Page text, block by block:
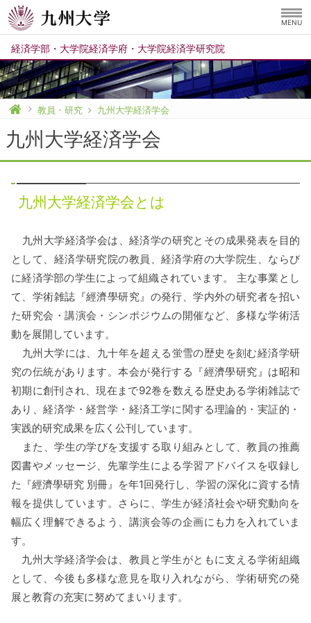
経済学部 ・ 大学院経済学府 ・ 大学院経済学研究院
MENU
教員・研究 九州大学経済学会
九州大学経済学会
九州大学経済学会とは
九州大学経済学会は、経済学の研究とその成果発表を目的
として、経済学研究院の教員、経済学府の大学院生、ならび
に経済学部の学生によって組織されています。 主な事業とし
て、学術雑誌『經濟學研究』の発行、学内外の研究者を招い
た研究会・講演会・シンポジウムの開催など、多様な学術活
動を展開しています。
九州大学には、九十年を超える蛍雪の歴史を刻む経済学研
究の伝統があります。本会が発行する『經濟學研究』は昭和
初期に創刊され、現在まで92巻を数える歴史ある学術雑誌で
あり、経済学・経営学・経済工学に関する理論的・実証的・
実践的研究成果を広く公刊しています。
また、学生の学びを支援する取り組みとして、教員の推薦
図書やメッセージ、先輩学生による学習アドバイスを収録し
た『經濟學研究 別冊』を年1回発行し、学習の深化に資する情
報を提供しています。さらに、学生が経済社会や研究動向を
幅広く理解できるよう、講演会等の企画にも力を入れていま
す。
九州大学経済学会は、教員と学生がともに支える学術組織
として、今後も多様な意見を取り入れながら、学術研究の発
展と教育の充実に努めてまいります。